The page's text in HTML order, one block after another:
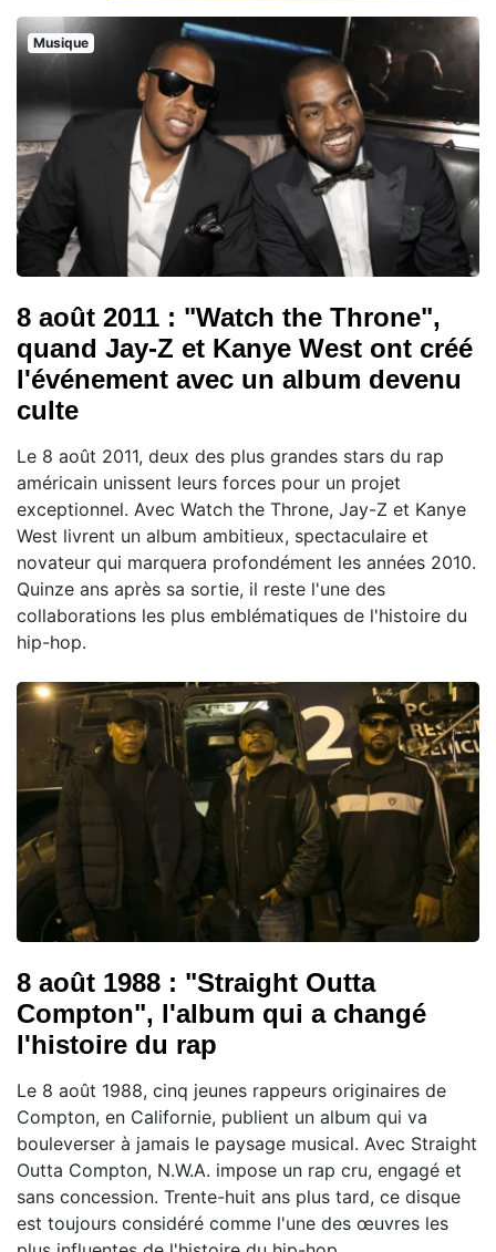
Musique
8 août 2011 : "Watch the Throne",
quand Jay-Z et Kanye West ont créé
l'événement avec un album devenu
culte
Le 8 août 2011, deux des plus grandes stars du rap
américain unissent leurs forces pour un projet
exceptionnel. Avec Watch the Throne, Jay-Z et Kanye
West livrent un album ambitieux, spectaculaire et
novateur qui marquera profondément les années 2010.
Quinze ans après sa sortie, il reste l'une des
collaborations les plus emblématiques de l'histoire du
hip-hop.
8 août 1988 : "Straight Outta
Compton", l'album qui a changé
l'histoire du rap
Le 8 août 1988, cinq jeunes rappeurs originaires de
Compton, en Californie, publient un album qui va
bouleverser à jamais le paysage musical. Avec Straight
Outta Compton, N.W.A. impose un rap cru, engagé et
sans concession. Trente-huit ans plus tard, ce disque
est toujours considéré comme l'une des œuvres les